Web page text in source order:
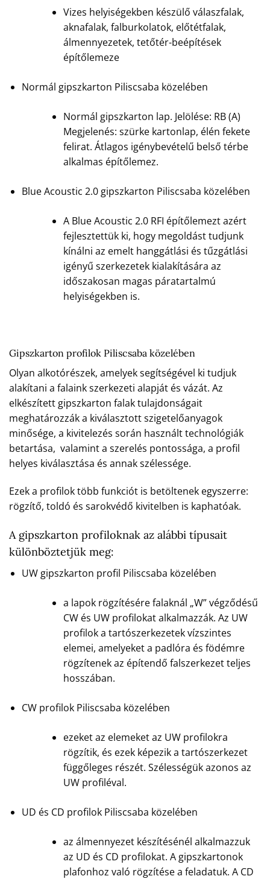
Vizes helyiségekben készülő válaszfalak,
aknafalak, falburkolatok, előtétfalak,
álmennyezetek, tetőtér-beépítések
építőlemeze
Normál gipszkarton Piliscsaba közelében
Normál gipszkarton lap. Jelölése: RB (A)
Megjelenés: szürke kartonlap, élén fekete
felirat. Átlagos igénybevételű belső térbe
alkalmas építőlemez.
Blue Acoustic 2.0 gipszkarton Piliscsaba közelében
A Blue Acoustic 2.0 RFI építőlemezt azért
fejlesztettük ki, hogy megoldást tudjunk
kínálni az emelt hanggátlási és tűzgátlási
igényű szerkezetek kialakítására az
időszakosan magas páratartalmú
helyiségekben is.
Gipszkarton profilok Piliscsaba közelében
Olyan alkotórészek, amelyek segítségével ki tudjuk
alakítani a falaink szerkezeti alapját és vázát. Az
elkészített gipszkarton falak tulajdonságait
meghatározzák a kiválasztott szigetelőanyagok
minősége, a kivitelezés során használt technológiák
betartása, valamint a szerelés pontossága, a profil
helyes kiválasztása és annak szélessége.
Ezek a profilok több funkciót is betöltenek egyszerre:
rögzítő, toldó és sarokvédő kivitelben is kaphatóak.
A gipszkarton profiloknak az alábbi típusait
különböztetjük meg:
UW gipszkarton profil Piliscsaba közelében
a lapok rögzítésére falaknál „W” végződésű
CW és UW profilokat alkalmazzák. Az UW
profilok a tartószerkezetek vízszintes
elemei, amelyeket a padlóra és födémre
rögzítenek az építendő falszerkezet teljes
hosszában.
CW profilok Piliscsaba közelében
ezeket az elemeket az UW profilokra
rögzítik, és ezek képezik a tartószerkezet
függőleges részét. Szélességük azonos az
UW profiléval.
UD és CD profilok Piliscsaba közelében
az álmennyezet készítésénél alkalmazzuk
az UD és CD profilokat. A gipszkartonok
plafonhoz való rögzítése a feladatuk. A CD